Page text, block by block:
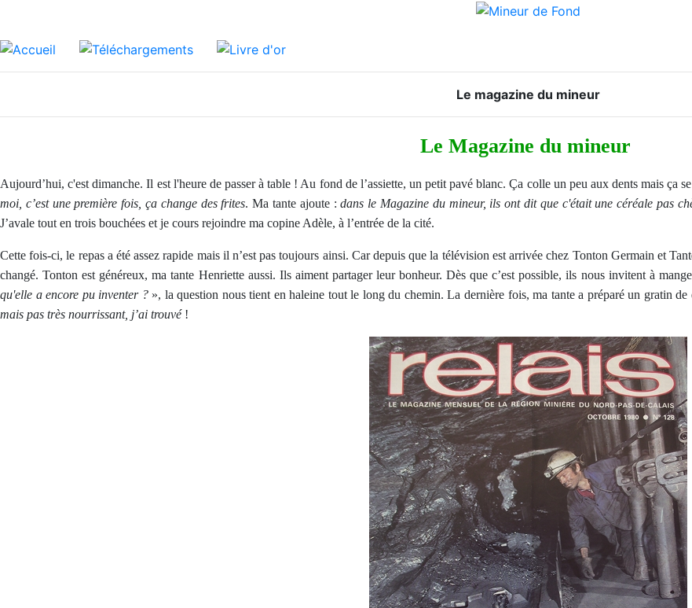
Le magazine du mineur
Le Magazine du mineur
Aujourd’hui, c'est dimanche. Il est l'heure de passer à table ! Au fond de l’assiette, un petit pavé blanc. Ça colle un peu aux dents mais ça
moi, c’est une première fois, ça change des frites. Ma tante ajoute :dans le Magazine du mineur, ils ont dit que c'était une céréale pas
J’avale tout en trois bouchées et je cours rejoindre ma copine Adèle, à l’entrée de la cité.
Cette fois-ci, le repas a été assez rapide mais il n’est pas toujours ainsi. Car depuis que la télévision est arrivée chez Tonton Germain et
changé. Tonton est généreux, ma tante Henriette aussi. Ils aiment partager leur bonheur. Dès que c’est possible, ils nous invitent à
qu'elle a encore pu inventer ?», la question nous tient en haleine tout le long du chemin. La dernière fois, ma tante a préparé un gratin
mais pas très nourrissant, j’ai trouvé!